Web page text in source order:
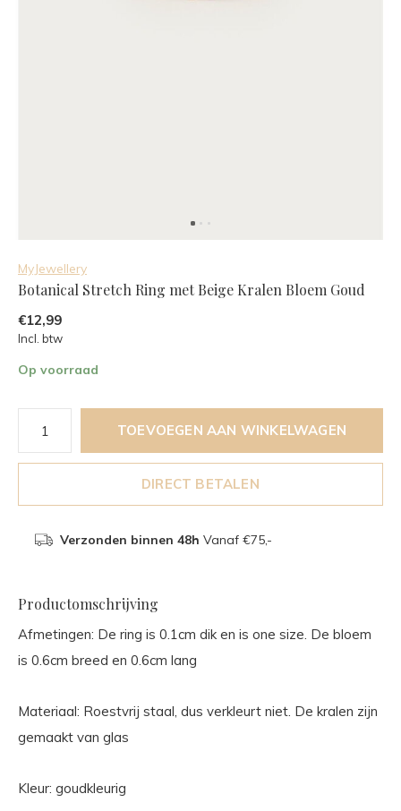
MyJewellery
Botanical Stretch Ring met Beige Kralen Bloem Goud
€12,99
Incl. btw
Op voorraad
TOEVOEGEN AAN WINKELWAGEN
DIRECT BETALEN
Verzonden binnen 48h Vanaf €75,-
Productomschrijving
Afmetingen: De ring is 0.1cm dik en is one size. De bloem
is 0.6cm breed en 0.6cm lang
Materiaal: Roestvrij staal, dus verkleurt niet. De kralen zijn
gemaakt van glas
Kleur: goudkleurig